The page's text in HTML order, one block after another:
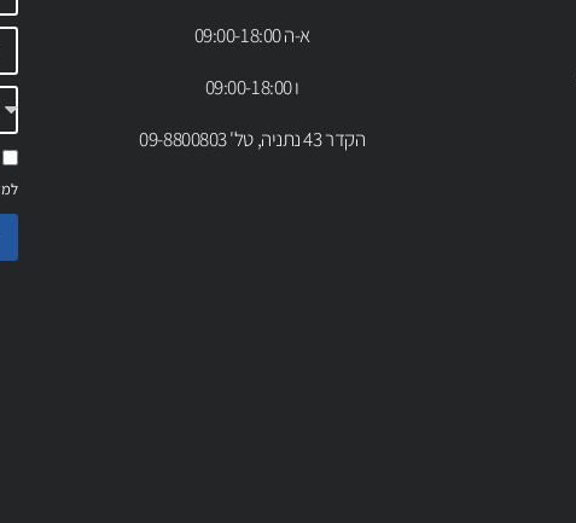
א-ה 09:00-18:00
ו 09:00-18:00
הקדר 43 נתניה, טל' 09-8800803